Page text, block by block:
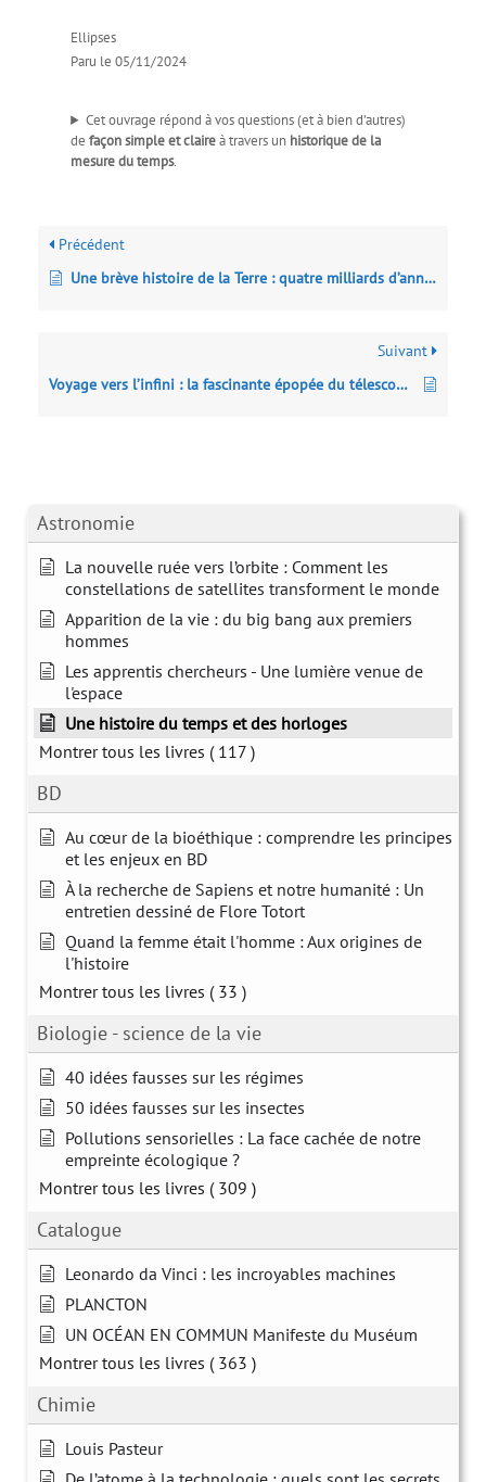
Astronomie
La nouvelle ruée vers l’orbite : Comment les
constellations de satellites transforment le monde
Apparition de la vie : du big bang aux premiers
hommes
Les apprentis chercheurs - Une lumière venue de
l'espace
Une histoire du temps et des horloges
Montrer tous les livres ( 117 )
BD
Au cœur de la bioéthique : comprendre les principes
et les enjeux en BD
À la recherche de Sapiens et notre humanité : Un
entretien dessiné de Flore Totort
Quand la femme était l'homme : Aux origines de
l'histoire
Montrer tous les livres ( 33 )
Biologie - science de la vie
40 idées fausses sur les régimes
50 idées fausses sur les insectes
Pollutions sensorielles : La face cachée de notre
empreinte écologique ?
Montrer tous les livres ( 309 )
Catalogue
Leonardo da Vinci : les incroyables machines
PLANCTON
UN OCÉAN EN COMMUN Manifeste du Muséum
Montrer tous les livres ( 363 )
Chimie
Louis Pasteur
Ellipses
Paru le 05/11/2024
Cet ouvrage répond à vos questions (et à bien d’autres)
defaçon simple et claireà travers un historique de la
mesure du temps.
Précédent
Une brève histoire de la Terre : quatre milliards d’années en huit chapitres
Suivant
Voyage vers l’infini : la fascinante épopée du télescope James-Webb